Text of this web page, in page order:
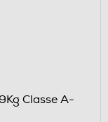
Classe A-